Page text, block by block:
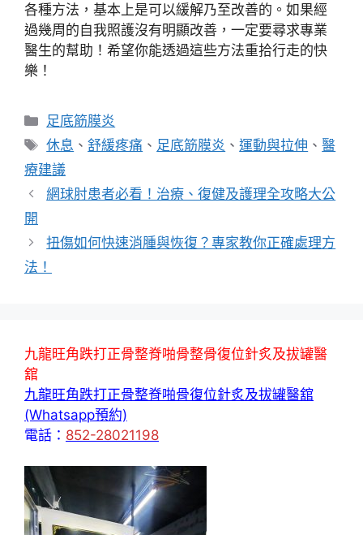
各種方法，基本上是可以緩解乃至改善的。如果經
過幾周的自我照護沒有明顯改善，一定要尋求專業
醫生的幫助！希望你能透過這些方法重拾行走的快
樂！
分
類
足底筋膜炎
標
籤
休息 、舒緩疼痛 、 足底筋膜炎 、運動與拉伸 、醫
療建議
網球肘患者必看！治療、復健及護理全攻略大公
開
扭傷如何快速消腫與恢復？專家教你正確處理方
法！
九龍旺角跌打正骨整脊啪骨整骨復位針炙及拔罐醫
舘
九龍旺角跌打正骨整脊啪骨復位針炙及拔罐醫舘
(Whatsapp預約)
電話： 852-28021198